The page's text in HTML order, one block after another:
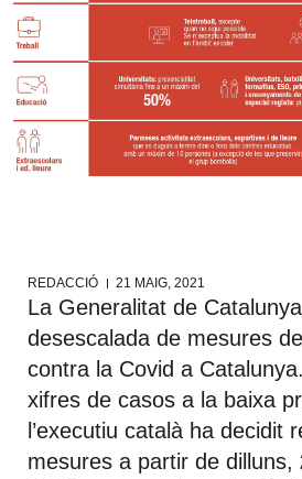
REDACCIÓ 21 MAIG, 2021
La Generalitat de
desescalada de mesures
contra la Covid a
xifres de casos a la baixa
l’executiu català ha decidit
mesures a partir de dilluns,